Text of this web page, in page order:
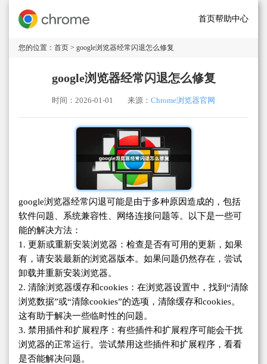
首页帮助中心
您的位置： 首页 > google浏览器经常闪退怎么修复
google浏览器经常闪退怎么修复
时间：2026-01-01 来源： Chrome浏览器官网
google浏览器经常闪退可能是由于多种原因造成的，包括
软件问题、系统兼容性、网络连接问题等。以下是一些可
能的解决方法：
1. 更新或重新安装浏览器：检查是否有可用的更新，如果
有，请安装最新的浏览器版本。如果问题仍然存在，尝试
卸载并重新安装浏览器。
2. 清除浏览器缓存和cookies：在浏览器设置中，找到“清除
浏览数据”或“清除cookies”的选项，清除缓存和cookies。
这有助于解决一些临时性的问题。
3. 禁用插件和扩展程序：有些插件和扩展程序可能会干扰
浏览器的正常运行。尝试禁用这些插件和扩展程序，看看
是否能解决问题。